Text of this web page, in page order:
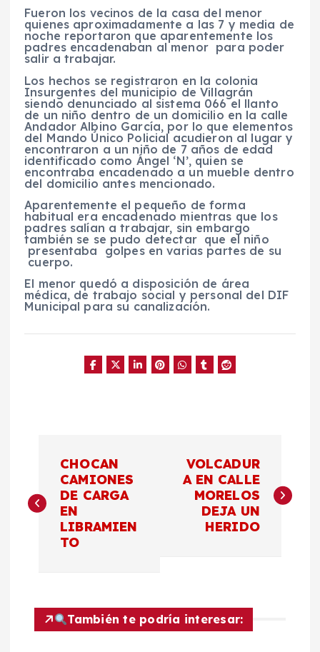
Fueron los vecinos de la casa del menor
quienes aproximadamente a las 7 y media de
noche reportaron que aparentemente los
padres encadenaban al menor para poder
salir a trabajar.
Los hechos se registraron en la colonia
Insurgentes del municipio de Villagrán
siendo denunciado al sistema 066 el llanto
de un niño dentro de un domicilio en la calle
Andador Albino García, por lo que elementos
del Mando Único Policial acudieron al lugar y
encontraron a un niño de 7 años de edad
identificado como Ángel ‘N’, quien se
encontraba encadenado a un mueble dentro
del domicilio antes mencionado.
Aparentemente el pequeño de forma
habitual era encadenado mientras que los
padres salían a trabajar, sin embargo
también se se pudo detectar que el niño
presentaba golpes en varias partes de su
cuerpo.
El menor quedó a disposición de área
médica, de trabajo social y personal del DIF
Municipal para su canalización.
a
v
a
CHOCAN
CAMIONES
DE CARGA
EN
LIBRAMIEN
TO
VOLCADUR
A EN CALLE
MORELOS
DEJA UN
HERIDO
También te podría interesar: